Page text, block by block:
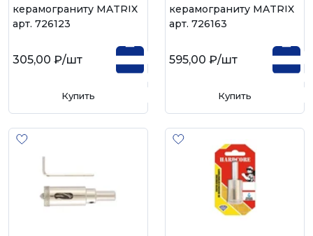
керамограниту MATRIX
арт. 726123
305,00 ₽/шт
Купить
керамограниту MATRIX
арт. 726163
595,00 ₽/шт
Купить